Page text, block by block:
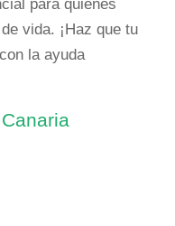
para quienes
vida. ¡Haz que tu
la ayuda